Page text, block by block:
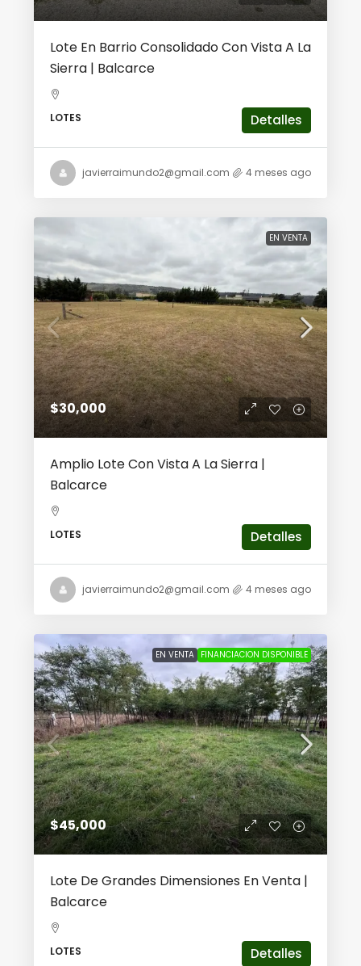
Lote En Barrio Consolidado Con Vista A La
Sierra | Balcarce
LOTES Detalles
javierraimundo2@gmail.com 4 meses ago
EN VENTA
$30,000
Amplio Lote Con Vista A La Sierra |
Balcarce
LOTES Detalles
javierraimundo2@gmail.com 4 meses ago
EN VENTA FINANCIACION DISPONIBLE
$45,000
Lote De Grandes Dimensiones En Venta |
Balcarce
LOTES Detalles